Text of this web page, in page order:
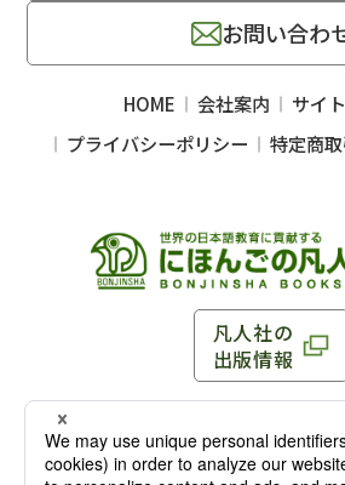
凡人社の
出版情報
〒102-0093 東京都千代田区平河町
TEL：03-3263-3959／FAX：03-
お問い合わ
HOME 会社案内
サイ
プライバシーポリシー
特定商